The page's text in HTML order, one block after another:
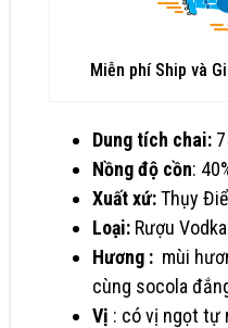
Miễn phí Ship và
Dung tích chai:
Nồng độ cồn:
Xuất xứ:Thụy
Loại: Rượu
Hương : mùi
cùng socola
Vị : có vị ngọt tự